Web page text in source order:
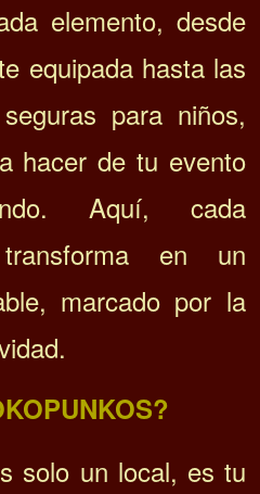
elemento, desde
equipada hasta las
para niños,
hacer de tu evento
Aquí, cada
en un
marcado por la
solo un local, es tu